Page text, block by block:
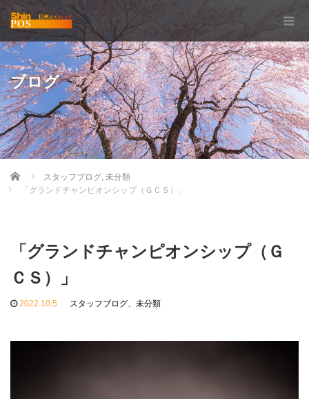
ブログ
Home スタッフブログ, 未分類
「グランドチャンピオンシップ（ＧＣＳ）」
「グランドチャンピオンシップ（Ｇ
ＣＳ）」
2022.10.5 スタッフブログ、 未分類